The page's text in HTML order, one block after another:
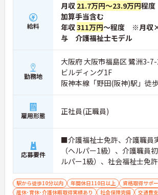
給料
月収 21.7万円～23.9万円程
加算手当含む
年収311万円～程度 ※月収
与 介護福祉士モデル
勤務地
大阪府 大阪市福島区 鷺洲3-
ビルディング1F
阪神本線「野田(阪神)駅」徒
雇用形態 正社員(正職員)
応募要件
■介護福祉士免許、介護職員
（ヘルパー1級）、介護職員
ルパー1級）、社会福祉士免
門員免許 ■普通自動車免許（
駅から徒歩10分以内 年間休日110日以上 資格取得サポ
産休･育休･介護休暇取得実績あり
社会保険完備 交通費